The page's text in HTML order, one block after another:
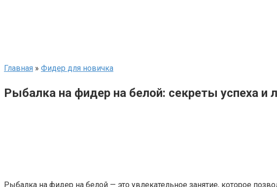
Главная » Фидер для новичка
Рыбалка на фидер на белой: секреты успеха и
Рыбалка на фидер на белой — это увлекательное занятие, которое